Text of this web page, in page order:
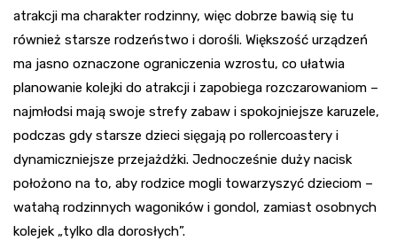
atrakcji ma charakter rodzinny, więc dobrze bawią się tu
również starsze rodzeństwo i dorośli. Większość urządzeń
ma jasno oznaczone ograniczenia wzrostu, co ułatwia
planowanie kolejki do atrakcji i zapobiega rozczarowaniom –
najmłodsi mają swoje strefy zabaw i spokojniejsze karuzele,
podczas gdy starsze dzieci sięgają po rollercoastery i
dynamiczniejsze przejażdżki. Jednocześnie duży nacisk
położono na to, aby rodzice mogli towarzyszyć dzieciom –
watahą rodzinnych wagoników i gondol, zamiast osobnych
kolejek „tylko dla dorosłych”.